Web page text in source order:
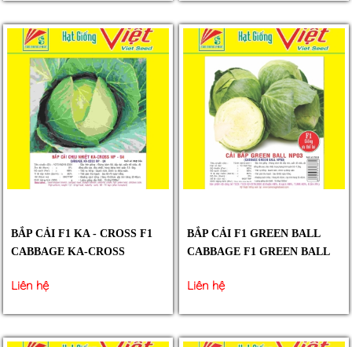
BẮP CẢI F1 KA - CROSS F1
CABBAGE KA-CROSS
Liên hệ
BẮP CẢI F1 GREEN BALL
CABBAGE F1 GREEN BALL
Liên hệ